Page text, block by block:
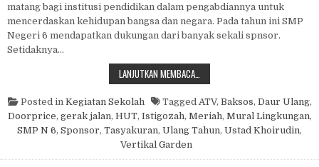
matang bagi institusi pendidikan dalam pengabdiannya untuk
mencerdaskan kehidupan bangsa dan negara. Pada tahun ini SMP
Negeri 6 mendapatkan dukungan dari banyak sekali spnsor.
Setidaknya…
LANJUTKAN MEMBACA…
Posted in Kegiatan Sekolah Tagged ATV, Baksos, Daur Ulang,
Doorprice, gerak jalan, HUT, Istigozah, Meriah, Mural Lingkungan,
SMP N 6, Sponsor, Tasyakuran, Ulang Tahun, Ustad Khoirudin,
Vertikal Garden